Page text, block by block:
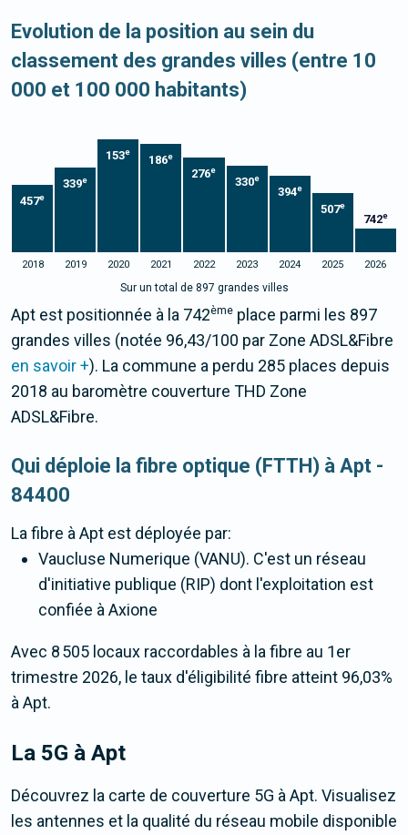
Evolution de la position au sein du
classement des grandes villes (entre 10
000 et 100 000 habitants)
457e
339e
153e
186e
276e
330e
394e
507e
742e
2018 2019 2020 2021 2022 2023 2024 2025 2026
Sur un total de 897 grandes villes
Apt est positionnée à la 742ème place parmi les 897
grandes villes (notée 96,43/100 par Zone ADSL&Fibre
en savoir +). La commune a perdu 285 places depuis
2018 au baromètre couverture THD Zone
ADSL&Fibre.
Qui déploie la fibre optique (FTTH) à Apt -
84400
La fibre à Apt est déployée par:
Vaucluse Numerique (VANU). C'est un réseau
d'initiative publique (RIP) dont l'exploitation est
confiée à Axione
Avec 8 505 locaux raccordables à la fibre au 1er
trimestre 2026, le taux d'éligibilité fibre atteint 96,03%
à Apt.
La 5G à Apt
Découvrez la carte de couverture 5G à Apt. Visualisez
les antennes et la qualité du réseau mobile disponible